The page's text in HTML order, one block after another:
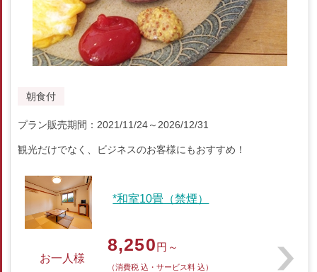
朝食付
プラン販売期間：2021/11/24～2026/12/31
観光だけでなく、ビジネスのお客様にもおすすめ！
*和室10畳（禁煙）
お一人様
8,250円～
（消費税 込・サービス料 込）